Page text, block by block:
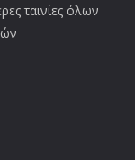
ταινίες όλων